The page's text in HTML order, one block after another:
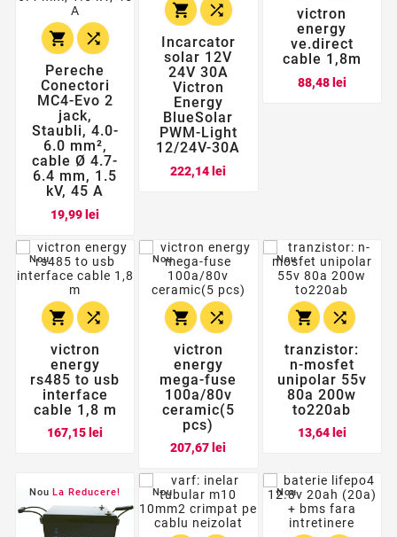
 
Pereche
Conectori
MC4-Evo 2
jack,
Staubli, 4.0-
6.0 mm²,
cable Ø 4.7-
6.4 mm, 1.5
kV, 45 A
19,99 lei
 
Incarcator
solar 12V
24V 30A
Victron
Energy
BlueSolar
PWM-Light
12/24V-30A
222,14 lei
victron
energy
ve.direct
cable 1,8m
88,48 leiPret
Nou
 
victron
energy
rs485 to usb
interface
cable 1,8 m
167,15 lei
Nou
 
victron
energy
mega-fuse
100a/80v
ceramic(5
pcs)
207,67 lei
Nou
 
tranzistor:
n-mosfet
unipolar 55v
80a 200w
to220ab
13,64 leiPret
Nou La Reducere! Nou Nou